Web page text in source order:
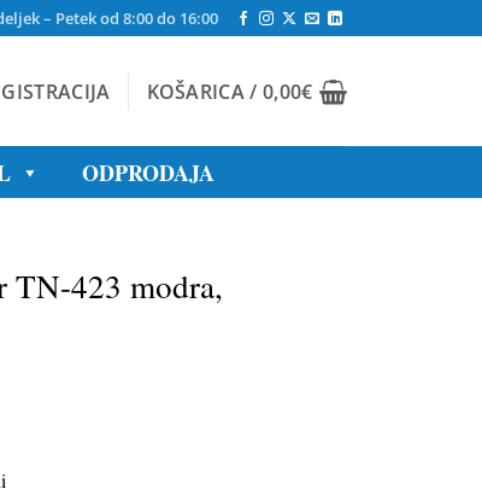
– Petek od 8:00 do 16:00
KOŠARICA /0,00€
ODPRODAJA
TN-423 modra,